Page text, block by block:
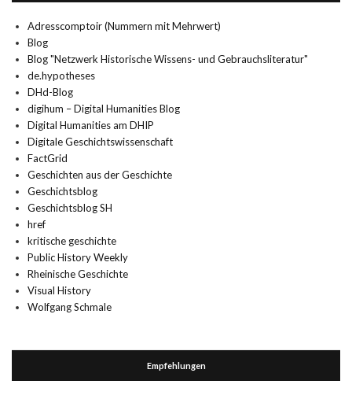
Adresscomptoir (Nummern mit Mehrwert)
Blog
Blog "Netzwerk Historische Wissens- und Gebrauchsliteratur"
de.hypotheses
DHd-Blog
digihum – Digital Humanities Blog
Digital Humanities am DHIP
Digitale Geschichtswissenschaft
FactGrid
Geschichten aus der Geschichte
Geschichtsblog
Geschichtsblog SH
href
kritische geschichte
Public History Weekly
Rheinische Geschichte
Visual History
Wolfgang Schmale
Empfehlungen